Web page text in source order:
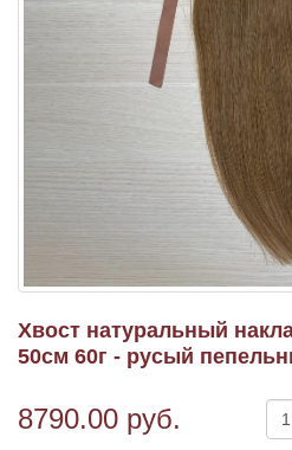
Хвост натуральный
50см 60г - русый
8790.00 руб.